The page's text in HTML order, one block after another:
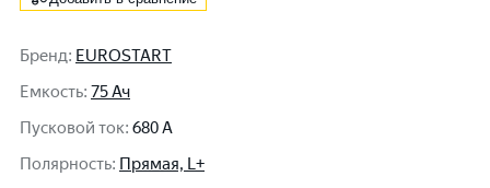
Бренд: EUROSTART
Емкость: 75 Ач
Пусковой ток: 680 A
Полярность: Прямая, L+